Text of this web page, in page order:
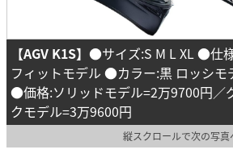
【AGV K1S】 ●サイズ:S M L XL ●仕
フィットモデル ●カラー:黒 ロッシモ
●価格:ソリッドモデル=2万9700円／
クモデル=3万9600円
縦スクロールで次の写真